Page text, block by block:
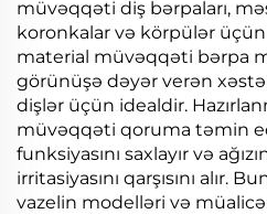
müvəqqəti diş bərpaları,
koronkalar və körpülər
material müvəqqəti bərpa
görünüşə dəyər verən
dişlər üçün idealdir.
müvəqqəti qoruma təmin
funksiyasını saxlayır və
irritasiyasını qarşısını alır.
vazelin modelləri və